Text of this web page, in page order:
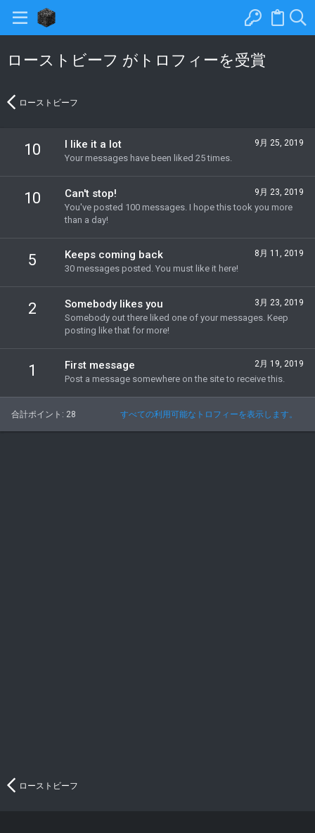
ローストビーフ がトロフィーを受賞
ローストビーフ
10 9月 25, 2019
I like it a lot
Your messages have been liked 25 times.
10 9月 23, 2019
Can't stop!
You've posted 100 messages. I hope this took you more
than a day!
5 8月 11, 2019
Keeps coming back
30 messages posted. You must like it here!
2 3月 23, 2019
Somebody likes you
Somebody out there liked one of your messages. Keep
posting like that for more!
1 2月 19, 2019
First message
Post a message somewhere on the site to receive this.
合計ポイント: 28 すべての利用可能なトロフィーを表示します。
ローストビーフ